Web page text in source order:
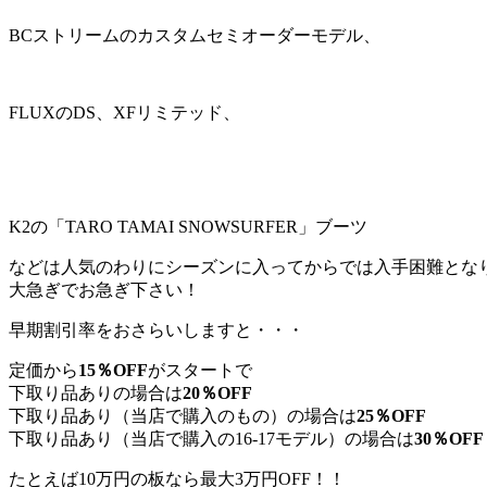
BCストリームのカスタムセミオーダーモデル、
FLUXのDS、XFリミテッド、
K2の「TARO TAMAI SNOWSURFER」ブーツ
などは人気のわりにシーズンに入ってからでは入手困難とな
大急ぎでお急ぎ下さい！
早期割引率をおさらいしますと・・・
定価から15％OFFがスタートで
下取り品ありの場合は20％OFF
下取り品あり（当店で購入のもの）の場合は25％OFF
下取り品あり（当店で購入の16-17モデル）の場合は30％OFF
たとえば10万円の板なら最大3万円OFF！！